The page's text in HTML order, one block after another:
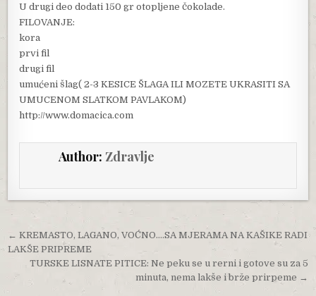
U drugi deo dodati 150 gr otopljene čokolade.
FILOVANJE:
kora
prvi fil
drugi fil
umućeni šlag( 2-3 KESICE ŠLAGA ILI MOZETE UKRASITI SA
UMUCENOM SLATKOM PAVLAKOM)
http://www.domacica.com
Author: Zdravlje
Post navigation
← KREMASTO, LAGANO, VOĆNO….SA MJERAMA NA KAŠIKE RADI
LAKŠE PRIPREME
TURSKE LISNATE PITICE: Ne peku se u rerni i gotove su za 5
minuta, nema lakše i brže prirpeme →